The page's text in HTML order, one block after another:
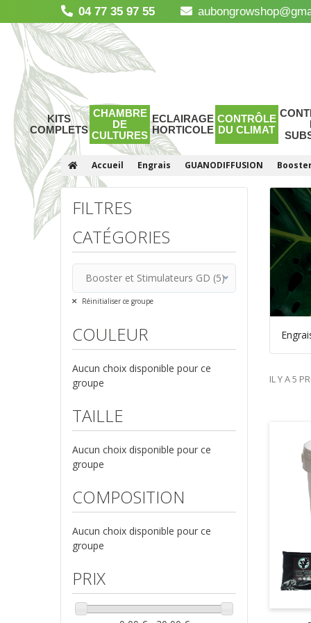
04 77 35 97 55
KITS
COMPLETS
CHAMBRE
DE
CULTURES
ECLAIRAGE
HORTICOLE
CONTRÔLE
DU CLIMAT
Accueil Engrais GUANODIFFUSION
FILTRES
CATÉGORIES
Booster et Stimulateurs GD (5)
Tous
Barrière à insectes (1)
LUTTE BIOLOGIQUE (1)
Accueil (5)
Réinitialiser ce groupe
COULEUR
Aucun choix disponible pour ce
groupe
TAILLE
Aucun choix disponible pour ce
groupe
COMPOSITION
Aucun choix disponible pour ce
groupe
PRIX
IL Y A 5